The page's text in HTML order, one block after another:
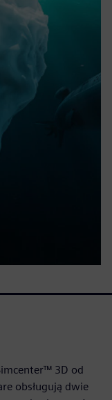
3D od
obsługują dwie